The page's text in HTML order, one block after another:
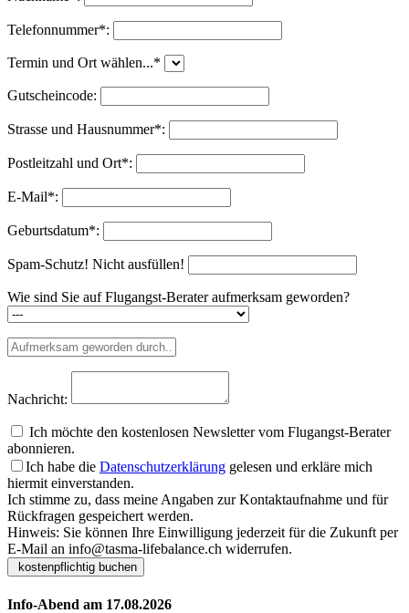
Telefonnummer*:
Termin und Ort wählen...*
Gutscheincode:
Strasse und Hausnummer*:
Postleitzahl und Ort*:
E-Mail*:
Geburtsdatum*:
Spam-Schutz! Nicht ausfüllen!
Wie sind Sie auf Flugangst-Berater aufmerksam geworden?
Nachricht:
Ich möchte den kostenlosen Newsletter vom Flugangst-Berater
abonnieren.
Ich habe die Datenschutzerklärung gelesen und erkläre mich
hiermit einverstanden.
Ich stimme zu, dass meine Angaben zur Kontaktaufnahme und für
Rückfragen gespeichert werden.
Hinweis: Sie können Ihre Einwilligung jederzeit für die Zukunft per
E-Mail an info@tasma-lifebalance.ch widerrufen.
Info-Abend am 17.08.2026